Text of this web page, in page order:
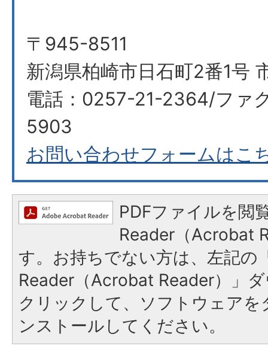
〒945-8511
新潟県柏崎市日石町2番1号
電話：0257-21-2364/ファ
5903
お問い合わせフォームはこ
PDFファイルを閲
Reader（Acrobat
す。お持ちでない方は、左記の
Reader（Acrobat Reader）」
クリックして、ソフトウェア
ンストールしてください。